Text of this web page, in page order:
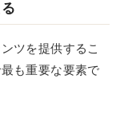
ツを提供するこ
も重要な要素で